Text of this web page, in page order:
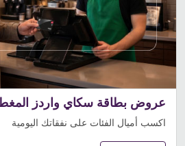
عروض بطاقة سكاي واردز
اكسب أميال الفئات على نفقاتك اليومية